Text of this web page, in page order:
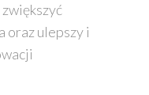
oraz ulepszy i